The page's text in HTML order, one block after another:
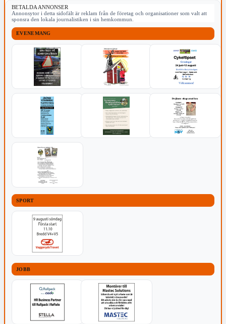
BETALDA ANNONSER
Annonsytor i detta sidofält är reklam från de företag och organisationer som valt att
sponsra den lokala journalistiken i sin hemkommun.
EVENEMANG
SPORT
JOBB